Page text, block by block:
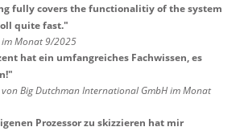
fully covers the functionalitiy of the system
quite fast."
im Monat 9/2025
hat ein umfangreiches Fachwissen, es
"
Big Dutchman International GmbH im Monat
Prozessor zu skizzieren hat mir